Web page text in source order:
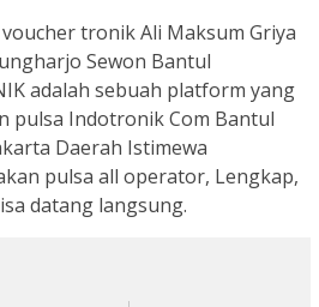
tronik Ali Maksum Griya
Sewon Bantul
adalah sebuah platform yang
pulsa Indotronik Com Bantul
Daerah Istimewa
pulsa all operator, Lengkap,
datang langsung.